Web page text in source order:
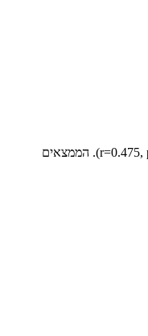
מלוח 4 ניתן לראות שהקשר בין המוטיבציה ללמידה לבין ההישגים במדעים בקרב בנות חזק יותר (r=0.682, p<0.01) לעומת הקשר בין המוטיבציה ללמידה לבין ההישגים במדעים בקרב בנים (r=0.475, p<0.01). הממצאים